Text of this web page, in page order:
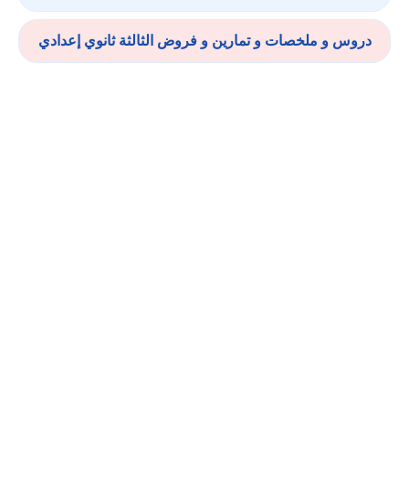
دروس و ملخصات و تمارين و فروض الثالثة ثانوي إعدادي